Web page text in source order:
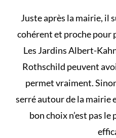
Juste après la mairie, il
cohérent et proche pour
Les Jardins Albert-
Rothschild peuvent
permet vraiment.
serré autour de la mairie
bon choix n’est pas le